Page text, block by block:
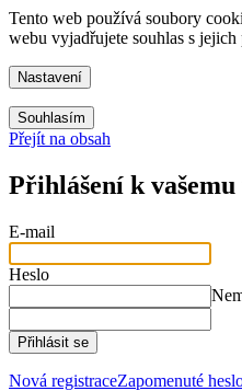
Tento web používá soubory
webu vyjadřujete souhlas s
Nastavení
Souhlasím
Přejít na obsah
Přihlášení k vašemu
E-mail
Heslo
Přihlásit se
Nová registraceZapomenuté